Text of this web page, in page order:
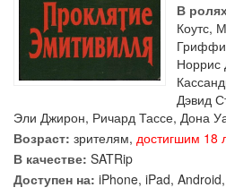
В
Коутс,
Норрис
Дэвид
Эли Джирон, Ричард Тассе, Дона
Возраст: зрителям, достигшим 18
В качестве: SATRip
Доступен на: iPhone, iPad,